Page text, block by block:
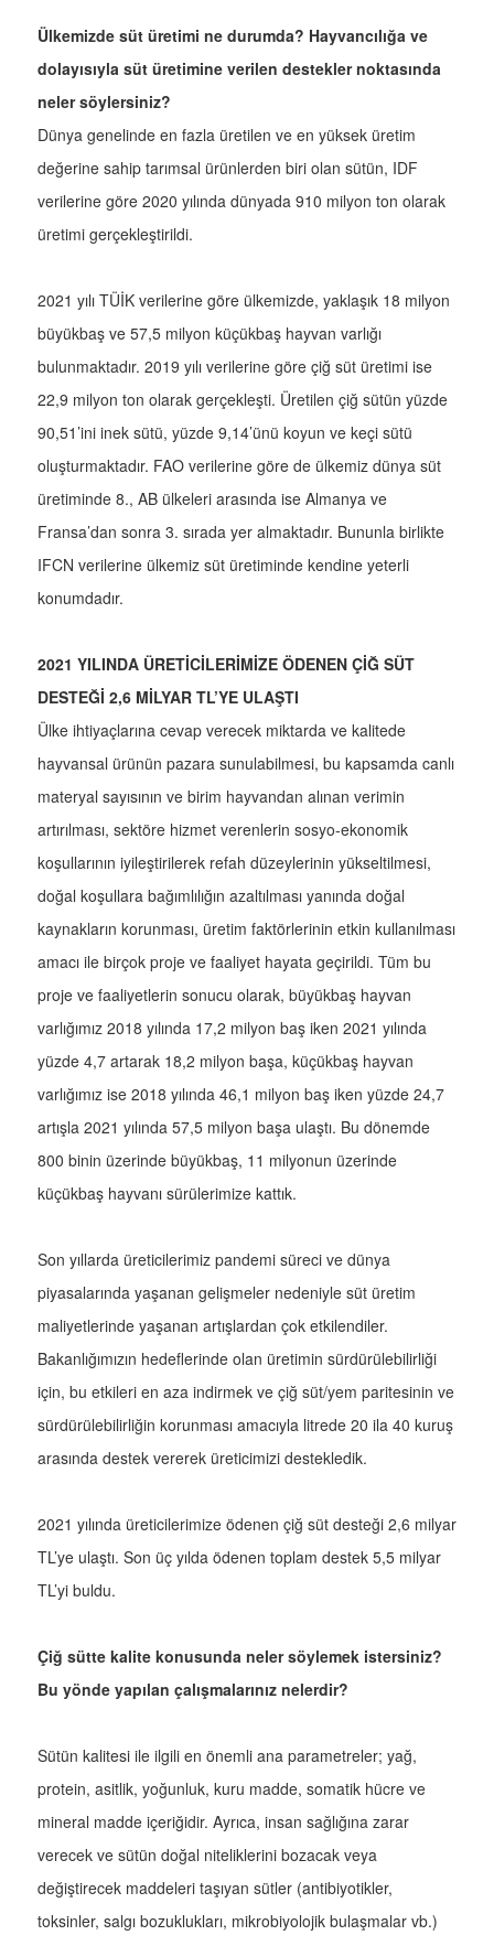
Ülkemizde süt üretimi ne durumda? Hayvancılığa ve
dolayısıyla süt üretimine verilen destekler noktasında
neler söylersiniz?
Dünya genelinde en fazla üretilen ve en yüksek üretim
değerine sahip tarımsal ürünlerden biri olan sütün, IDF
verilerine göre 2020 yılında dünyada 910 milyon ton olarak
üretimi gerçekleştirildi.
2021 yılı TÜİK verilerine göre ülkemizde, yaklaşık 18 milyon
büyükbaş ve 57,5 milyon küçükbaş hayvan varlığı
bulunmaktadır. 2019 yılı verilerine göre çiğ süt üretimi ise
22,9 milyon ton olarak gerçekleşti. Üretilen çiğ sütün yüzde
90,51’ini inek sütü, yüzde 9,14’ünü koyun ve keçi sütü
oluşturmaktadır. FAO verilerine göre de ülkemiz dünya süt
üretiminde 8., AB ülkeleri arasında ise Almanya ve
Fransa’dan sonra 3. sırada yer almaktadır. Bununla birlikte
IFCN verilerine ülkemiz süt üretiminde kendine yeterli
konumdadır.
2021 YILINDA ÜRETİCİLERİMİZE ÖDENEN ÇİĞ SÜT
DESTEĞİ 2,6 MİLYAR TL’YE ULAŞTI
Ülke ihtiyaçlarına cevap verecek miktarda ve kalitede
hayvansal ürünün pazara sunulabilmesi, bu kapsamda canlı
materyal sayısının ve birim hayvandan alınan verimin
artırılması, sektöre hizmet verenlerin sosyo-ekonomik
koşullarının iyileştirilerek refah düzeylerinin yükseltilmesi,
doğal koşullara bağımlılığın azaltılması yanında doğal
kaynakların korunması, üretim faktörlerinin etkin kullanılması
amacı ile birçok proje ve faaliyet hayata geçirildi. Tüm bu
proje ve faaliyetlerin sonucu olarak, büyükbaş hayvan
varlığımız 2018 yılında 17,2 milyon baş iken 2021 yılında
yüzde 4,7 artarak 18,2 milyon başa, küçükbaş hayvan
varlığımız ise 2018 yılında 46,1 milyon baş iken yüzde 24,7
artışla 2021 yılında 57,5 milyon başa ulaştı. Bu dönemde
800 binin üzerinde büyükbaş, 11 milyonun üzerinde
küçükbaş hayvanı sürülerimize kattık.
Son yıllarda üreticilerimiz pandemi süreci ve dünya
piyasalarında yaşanan gelişmeler nedeniyle süt üretim
maliyetlerinde yaşanan artışlardan çok etkilendiler.
Bakanlığımızın hedeflerinde olan üretimin sürdürülebilirliği
için, bu etkileri en aza indirmek ve çiğ süt/yem paritesinin ve
sürdürülebilirliğin korunması amacıyla litrede 20 ila 40 kuruş
arasında destek vererek üreticimizi destekledik.
2021 yılında üreticilerimize ödenen çiğ süt desteği 2,6 milyar
TL’ye ulaştı. Son üç yılda ödenen toplam destek 5,5 milyar
TL’yi buldu.
Çiğ sütte kalite konusunda neler söylemek istersiniz?
Bu yönde yapılan çalışmalarınız nelerdir?
Sütün kalitesi ile ilgili en önemli ana parametreler; yağ,
protein, asitlik, yoğunluk, kuru madde, somatik hücre ve
mineral madde içeriğidir. Ayrıca, insan sağlığına zarar
verecek ve sütün doğal niteliklerini bozacak veya
değiştirecek maddeleri taşıyan sütler (antibiyotikler,
toksinler, salgı bozuklukları, mikrobiyolojik bulaşmalar vb.)